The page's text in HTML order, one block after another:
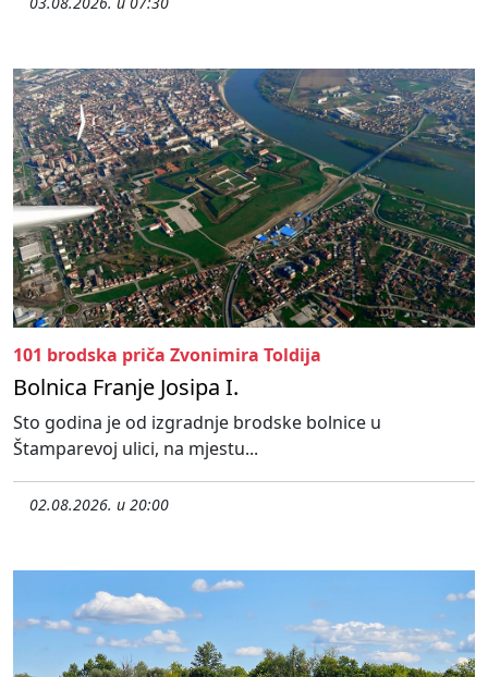
101 brodska priča Zvonimira Toldija
Bolnica Franje Josipa I.
Sto godina je od izgradnje brodske bolnice u
Štamparevoj ulici, na mjestu...
02.08.2026. u 20:00